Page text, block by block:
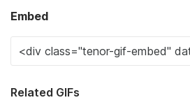
Embed
Related GIFs